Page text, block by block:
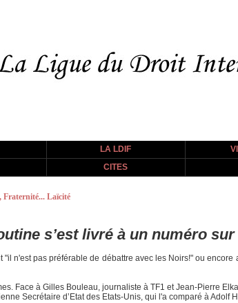
LA LDIF
CITES
Fraternité... Laïcité
s’est livré à un numéro
"il n'est pas préférable de débattre avec les Noirs!" ou
Face à Gilles Bouleau, journaliste à TF1 et Jean-Pierre
Secrétaire d’Etat des Etats-Unis, qui l'a comparé à Adolf